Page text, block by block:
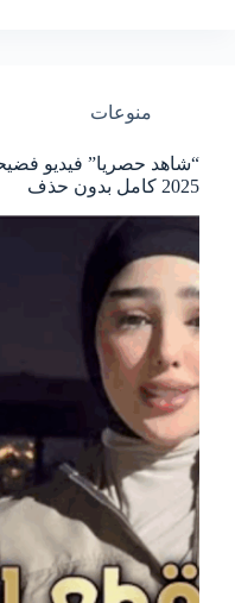
منوعات
“شاهد حصريا” فيديو
2025 كامل بدون حذف